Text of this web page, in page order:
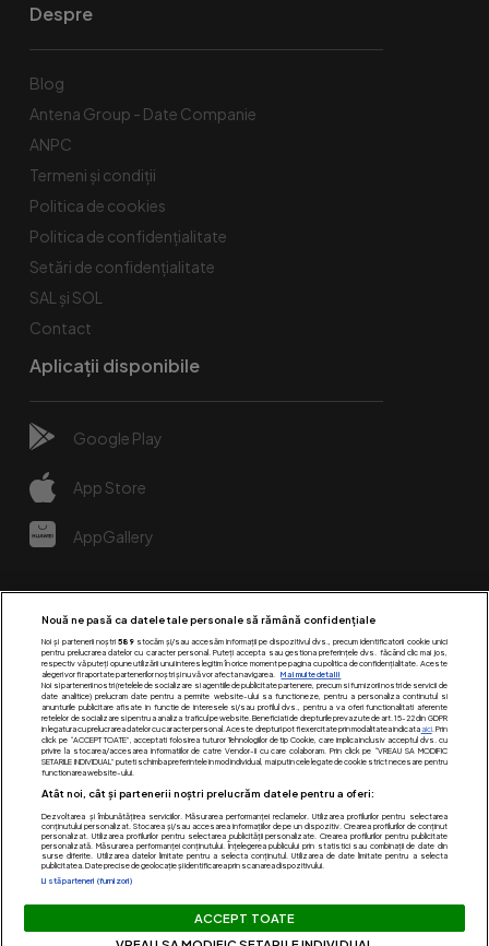
Despre
Blog
Antena Group - Date Companie
ANPC
Termeni și condiții
Politica de cookies
Politica de confidențialitate
Setări de confidențialitate
SAL și SOL
Contact
Aplicații disponibile
Google Play
App Store
AppGallery
Urmărește-ne pe:
Acest site este creat si administrat de Digital Antena Group.
Toate drepturile rezervate.
Nouă ne pasă ca datele tale personale să rămână confidențiale
Noi și partenerii noștri 589stocăm și/sau accesăm informații pe dispozitivul dvs., precum identificatorii cookie unici
pentru prelucrarea datelor cu caracter personal. Puteți accepta sau gestiona preferințele dvs. făcând clic mai jos,
respectiv vă puteți opune utilizării unui interes legitim în orice moment pe pagina cu politica de confidențialitate. Aceste
alegeri vor fi raportate partenerilor noștri și nu vă vor afecta navigarea.
Mai multe detalii
Noi si partenerii nostri (retelele de socializare si agentiile de publicitate partenere, precum si furnizorii nostri de servicii de
date analitice) prelucram date pentru a permite website-ului sa functioneze, pentru a personaliza continutul si
anunturile publicitare afisate in functie de interesele si/sau profilul dvs., pentru a va oferi functionalitati aferente
retelelor de socializare si pentru a analiza traficul pe website. Beneficiati de drepturile prevazute de art. 15-22 din GDPR
in legatura cu prelucrarea datelor cu caracter personal. Aceste drepturi pot fi exercitate prin modalitatea indicataaici. Prin
click pe “ACCEPT TOATE”, acceptati folosirea tuturor Tehnologiilor de tip Cookie, care implica inclusiv acceptul dvs. cu
privire la stocarea/accesarea informatiilor de catre Vendor-ii cu care colaboram. Prin click pe “VREAU SA MODIFIC
SETARILE INDIVIDUAL” puteti schimba preferintele in mod individual, mai putin cele legate de cookie strict necesare pentru
functionarea website-ului.
Atât noi, cât și partenerii noștri prelucrăm datele pentru a oferi:
Dezvoltarea și îmbunătățirea serviciilor. Măsurarea performanței reclamelor. Utilizarea profilurilor pentru selectarea
conținutului personalizat. Stocarea și/sau accesarea informațiilor de pe un dispozitiv. Crearea profilurilor de conținut
personalizat. Utilizarea profilurilor pentru selectarea publicității personalizate. Crearea profilurilor pentru publicitate
personalizată. Măsurarea performanței conținutului. Înțelegerea publicului prin statistici sau combinații de date din
surse diferite. Utilizarea datelor limitate pentru a selecta conținutul. Utilizarea de date limitate pentru a selecta
publicitatea. Date precise de geolocație și identificarea prin scanarea dispozitivului.
Listă parteneri (furnizori)
ACCEPT TOATE